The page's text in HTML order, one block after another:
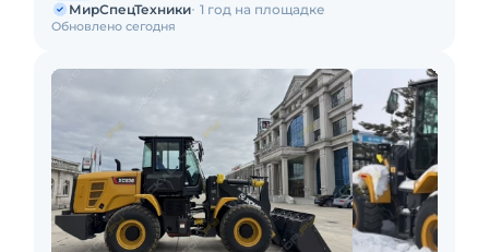
Обновлено сегодня
МирСпецТехники 1 год на площадке